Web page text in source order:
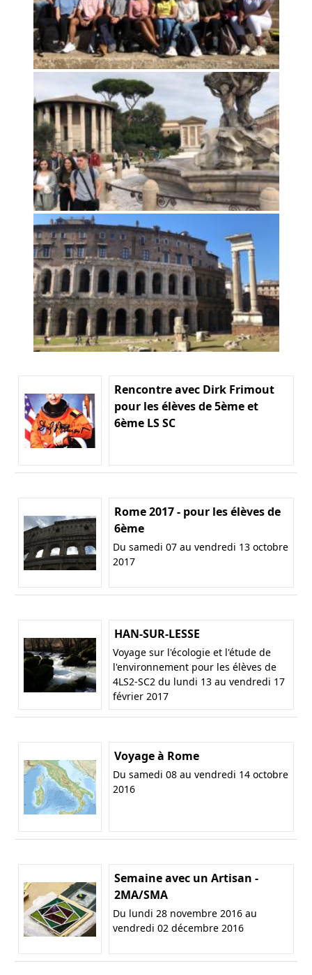
Rencontre avec Dirk Frimout
pour les élèves de 5ème et
6ème LS SC
Rome 2017 - pour les élèves de
6ème
Du samedi 07 au vendredi 13 octobre
2017
HAN-SUR-LESSE
Voyage sur l'écologie et l'étude de
l'environnement pour les élèves de
4LS2-SC2 du lundi 13 au vendredi 17
février 2017
Voyage à Rome
Du samedi 08 au vendredi 14 octobre
2016
Semaine avec un Artisan -
2MA/SMA
Du lundi 28 novembre 2016 au
vendredi 02 décembre 2016